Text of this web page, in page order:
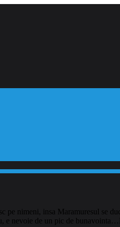
pe nimeni, insa Maramuresul se
e nevoie de un pic de